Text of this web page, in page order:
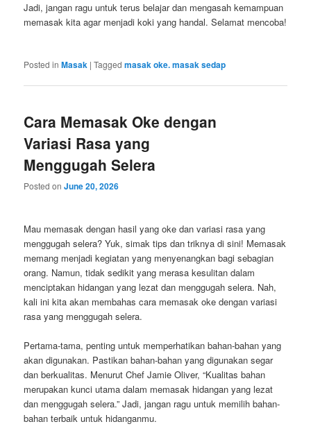
Jadi, jangan ragu untuk terus belajar dan mengasah kemampuan
memasak kita agar menjadi koki yang handal. Selamat mencoba!
Posted in Masak |Tagged masak oke. masak sedap
Cara Memasak Oke dengan
Variasi Rasa yang
Menggugah Selera
Posted onJune 20, 2026
Mau memasak dengan hasil yang oke dan variasi rasa yang
menggugah selera? Yuk, simak tips dan triknya di sini! Memasak
memang menjadi kegiatan yang menyenangkan bagi sebagian
orang. Namun, tidak sedikit yang merasa kesulitan dalam
menciptakan hidangan yang lezat dan menggugah selera. Nah,
kali ini kita akan membahas cara memasak oke dengan variasi
rasa yang menggugah selera.
Pertama-tama, penting untuk memperhatikan bahan-bahan yang
akan digunakan. Pastikan bahan-bahan yang digunakan segar
dan berkualitas. Menurut Chef Jamie Oliver, “Kualitas bahan
merupakan kunci utama dalam memasak hidangan yang lezat
dan menggugah selera.” Jadi, jangan ragu untuk memilih bahan-
bahan terbaik untuk hidanganmu.